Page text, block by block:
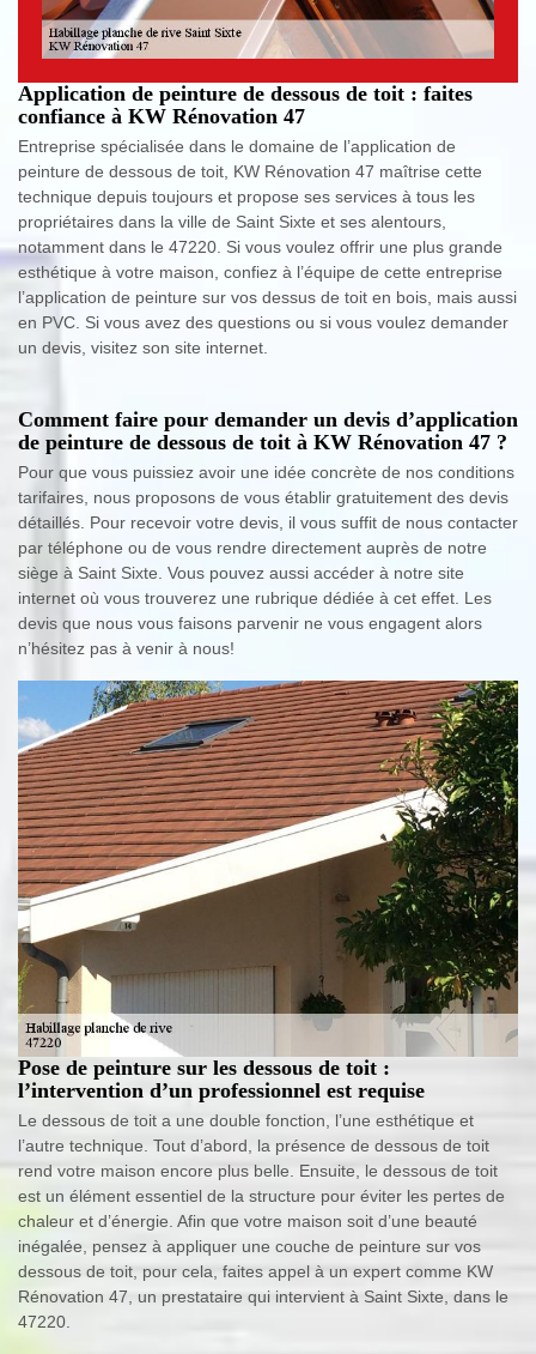
Application de peinture de dessous de toit : faites
confiance à KW Rénovation 47
Entreprise spécialisée dans le domaine de l’application de
peinture de dessous de toit, KW Rénovation 47 maîtrise cette
technique depuis toujours et propose ses services à tous les
propriétaires dans la ville de Saint Sixte et ses alentours,
notamment dans le 47220. Si vous voulez offrir une plus grande
esthétique à votre maison, confiez à l’équipe de cette entreprise
l’application de peinture sur vos dessus de toit en bois, mais aussi
en PVC. Si vous avez des questions ou si vous voulez demander
un devis, visitez son site internet.
Comment faire pour demander un devis d’application
de peinture de dessous de toit à KW Rénovation 47 ?
Pour que vous puissiez avoir une idée concrète de nos conditions
tarifaires, nous proposons de vous établir gratuitement des devis
détaillés. Pour recevoir votre devis, il vous suffit de nous contacter
par téléphone ou de vous rendre directement auprès de notre
siège à Saint Sixte. Vous pouvez aussi accéder à notre site
internet où vous trouverez une rubrique dédiée à cet effet. Les
devis que nous vous faisons parvenir ne vous engagent alors
n’hésitez pas à venir à nous!
Pose de peinture sur les dessous de toit :
l’intervention d’un professionnel est requise
Le dessous de toit a une double fonction, l’une esthétique et
l’autre technique. Tout d’abord, la présence de dessous de toit
rend votre maison encore plus belle. Ensuite, le dessous de toit
est un élément essentiel de la structure pour éviter les pertes de
chaleur et d’énergie. Afin que votre maison soit d’une beauté
inégalée, pensez à appliquer une couche de peinture sur vos
dessous de toit, pour cela, faites appel à un expert comme KW
Rénovation 47, un prestataire qui intervient à Saint Sixte, dans le
47220.